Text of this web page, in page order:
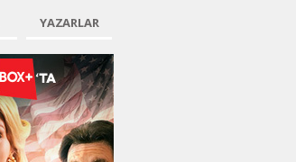
YAZARLAR